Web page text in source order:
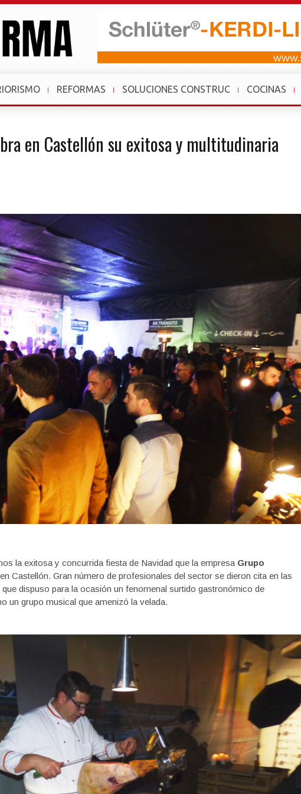
REFORMAS SOLUCIONES CONSTRUC COCINAS
en Castellón su exitosa y multitudinaria
la exitosa y concurrida fiesta de Navidad que la empresa Grupo
Castellón. Gran número de profesionales del sector se dieron cita en las
dispuso para la ocasión un fenomenal surtido gastronómico de
un grupo musical que amenizó la velada.